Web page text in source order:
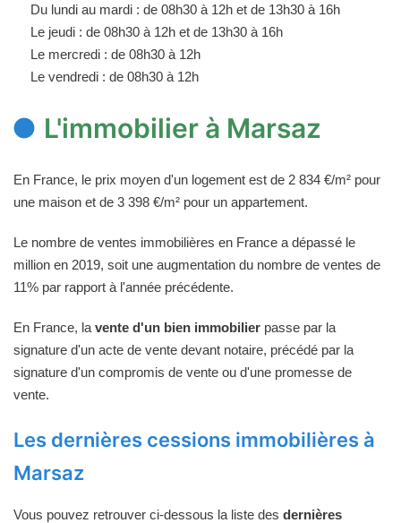
Du lundi au mardi : de 08h30 à 12h et de 13h30 à 16h
Le jeudi : de 08h30 à 12h et de 13h30 à 16h
Le mercredi : de 08h30 à 12h
Le vendredi : de 08h30 à 12h
L'immobilier à Marsaz
En France, le prix moyen d'un logement est de 2 834 €/m² pour
une maison et de 3 398 €/m² pour un appartement.
Le nombre de ventes immobilières en France a dépassé le
million en 2019, soit une augmentation du nombre de ventes de
11% par rapport à l'année précédente.
En France, la vente d'un bien immobilier passe par la
signature d'un acte de vente devant notaire, précédé par la
signature d'un compromis de vente ou d'une promesse de
vente.
Les dernières cessions immobilières à
Marsaz
Vous pouvez retrouver ci-dessous la liste des dernières